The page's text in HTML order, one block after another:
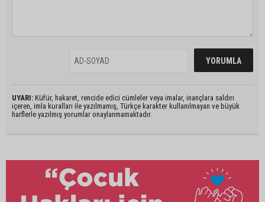
UYARI: Küfür, hakaret, rencide edici cümleler veya imalar, inançlara saldırı
içeren, imla kuralları ile yazılmamış, Türkçe karakter kullanılmayan ve büyük
harflerle yazılmış yorumlar onaylanmamaktadır.